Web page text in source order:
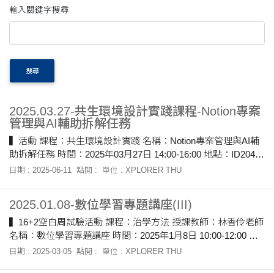
輸入關鍵字搜尋
搜尋
2025.03.27-共生環境設計實踐課程-Notion專案
管理與AI輔助拆解任務
▍活動 課程：共生環境設計實踐 名稱：Notion專案管理與AI輔
助拆解任務 時間：2025年03月27日 14:00-16:00 地點：ID204
▍活動紀錄 現在專案的計畫常常沒有分工明確及未將步驟和任
過notion將研究策展計畫進行完善。 分享以往利用Notion進行專
案 學生利用AI輔助做的展覽計畫書
日期 : 2025-06-11 點閱 : 單位 : XPLORER THU
2025.01.08-數位學習專題講座(III)
▍16+2空白周試驗活動 課程：治學方法 授課教師：林香伶老師
名稱：數位學習專題講座 時間：2025年1月8日 10:00-12:00 地
點：H535 ▍活動紀錄 邱詩雯老師以深出淺入的方式解釋了何
日期 : 2025-03-05 點閱 : 單位 : XPLORER THU